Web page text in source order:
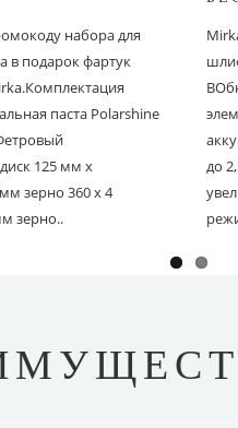
набора для
в подарок фартук
паста Polarshine
125 мм х
зерно 360 х 4
зерно..
до